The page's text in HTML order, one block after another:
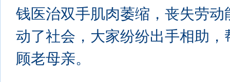
钱医治双手肌肉萎缩，丧失劳
动了社会，大家纷纷出手相助
顾老母亲。